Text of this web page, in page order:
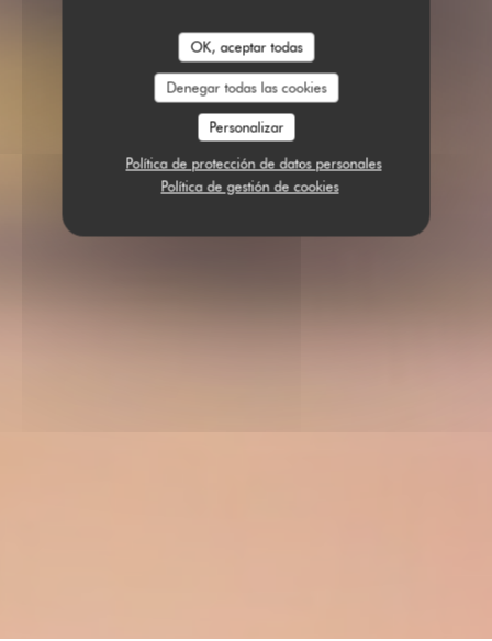
OK, aceptar todas
Denegar todas las cookies
Personalizar
Política de protección de datos personales
Política de gestión de cookies